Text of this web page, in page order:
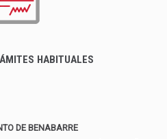
HABITUALES
DE BENABARRE